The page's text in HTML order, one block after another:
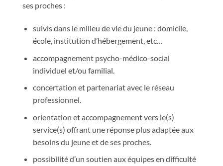
ses proches :
suivis dans le milieu de vie du jeune : domicile,
école, institution d’hébergement, etc…
accompagnement psycho-médico-social
individuel et/ou familial.
concertation et partenariat avec le réseau
professionnel.
orientation et accompagnement vers le(s)
service(s) offrant une réponse plus adaptée aux
besoins du jeune et de ses proches.
possibilité d’un soutien aux équipes en difficulté